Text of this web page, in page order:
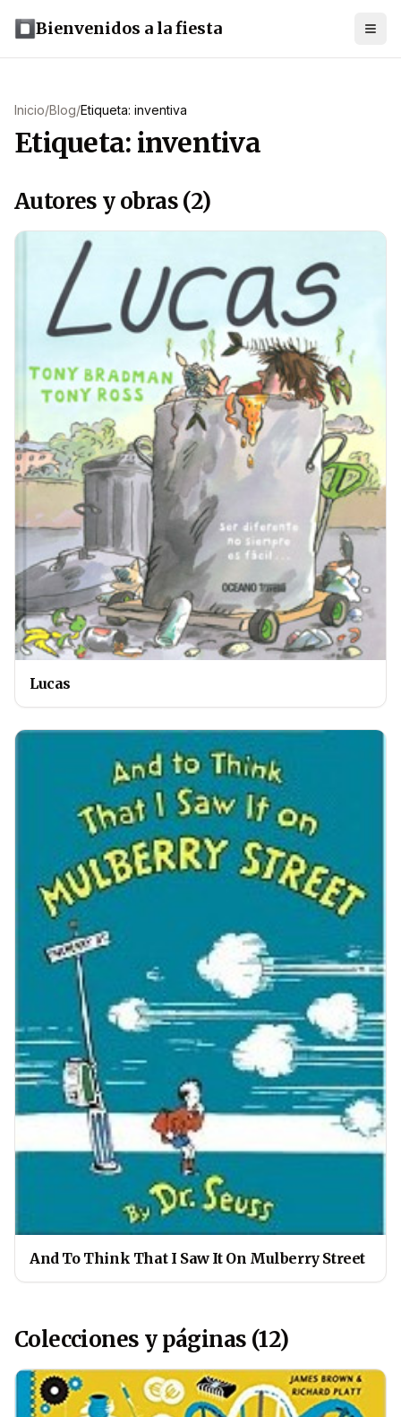
Bienvenidos a la fiesta
Inicio/Blog/Etiqueta: inventiva
Etiqueta: inventiva
Autores y obras (2)
Lucas
And To Think That I Saw It On Mulberry Street
Colecciones y páginas (12)